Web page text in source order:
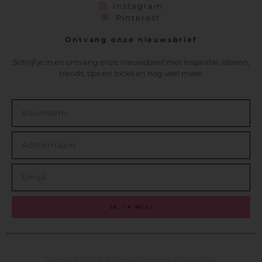
Instagram
Pinterest
Ontvang onze nieuwsbrief
Schrijf je in en ontvang onze nieuwsbrief met inspiratie, ideeën,
trends, tips en tricks en nog veel meer.
JA, IK WIL!